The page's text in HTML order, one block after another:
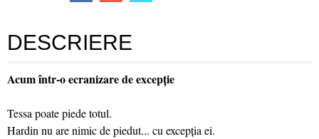
DESCRIERE
Acum într-o ecranizare de excepție
Tessa poate piede totul.
Hardin nu are nimic de piedut... cu excepția ei.